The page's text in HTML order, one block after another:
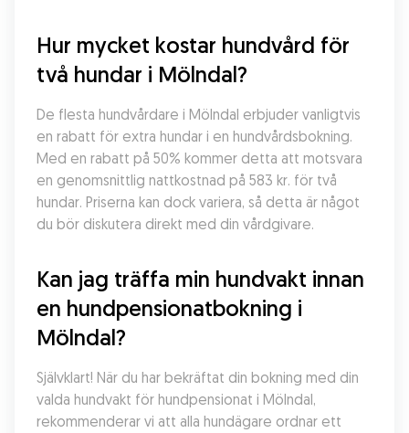
Hur mycket kostar hundvård för
två hundar i Mölndal?
De flesta hundvårdare i Mölndal erbjuder vanligtvis
en rabatt för extra hundar i en hundvårdsbokning.
Med en rabatt på 50% kommer detta att motsvara
en genomsnittlig nattkostnad på 583 kr. för två
hundar. Priserna kan dock variera, så detta är något
du bör diskutera direkt med din vårdgivare.
Kan jag träffa min hundvakt innan
en hundpensionatbokning i
Mölndal?
Självklart! När du har bekräftat din bokning med din
valda hundvakt för hundpensionat i Mölndal,
rekommenderar vi att alla hundägare ordnar ett